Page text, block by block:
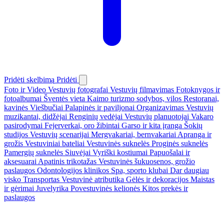
Pridėti skelbimą Pridėti
Foto ir Video Vestuvių fotografai Vestuvių filmavimas Fotoknygos ir
fotoalbumai Šventės vieta Kaimo turizmo sodybos, vilos Restoranai,
kavinės Viešbučiai Palapinės ir paviljonai Organizavimas Vestuvių
muzikantai, didžėjai Renginių vedėjai Vestuvių planuotojai Vakaro
pasirodymai Fejerverkai, oro žibintai Garso ir kita įranga Šokių
studijos Vestuvių scenarijai Mergvakariai, bernvakariai Apranga ir
grožis Vestuviniai bateliai Vestuvinės suknelės Proginės suknelės
Pamergių suknelės Siuvėjai Vyriški kostiumai Papuošalai ir
aksesuarai Apatinis trikotažas Vestuvinės šukuosenos, grožio
paslaugos Odontologijos klinikos Spa, sporto klubai Dar daugiau
visko Transportas Vestuvinė atributika Gėlės ir dekoracijos Maistas
ir gėrimai Juvelyrika Povestuvinės kelionės Kitos prekės ir
paslaugos